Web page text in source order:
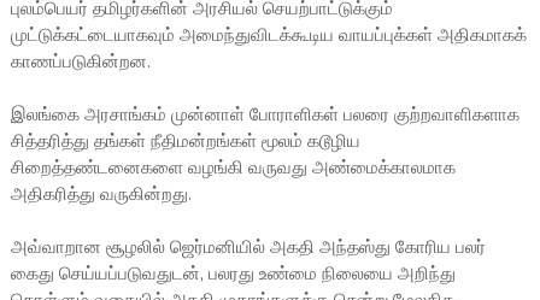
புலம்பெயர் தமிழர்களின் அரசியல் செயற்பாட்டுக்கும்
முட்டுக்கட்டையாகவும் அமைந்துவிடக்கூடிய வாயப்புக்கள் அதிகமாகக்
காணப்படுகின்றன.
இலங்கை அரசாங்கம் முன்னாள் போராளிகள் பலரை குற்றவாளிகளாக
சித்தரித்து தங்கள் நீதிமன்றங்கள் மூலம் கடூழிய
சிறைத்தண்டனைகளை வழங்கி வருவது அண்மைக்காலமாக
அதிகரித்து வருகின்றது.
அவ்வாறான சூழலில் ஜெர்மனியில் அகதி அந்தஸ்து கோரிய பலர்
கைது செய்யப்படுவதுடன், பலரது உண்மை நிலையை அறிந்து